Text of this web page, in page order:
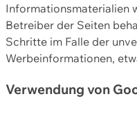
Informationsmaterialien
Betreiber der Seiten
Schritte im Falle der
Werbeinformationen,
Verwendung von